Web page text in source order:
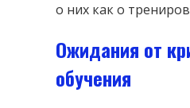
о них как о
Ожидания от
обучения